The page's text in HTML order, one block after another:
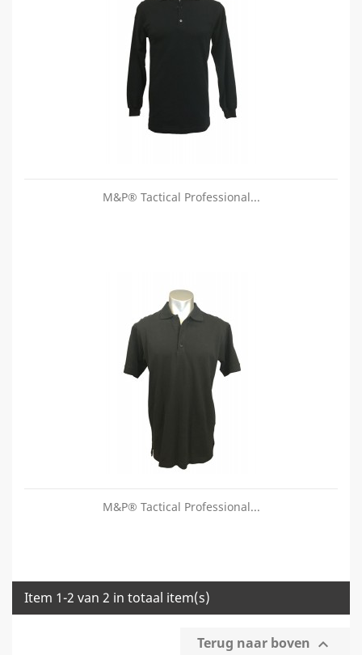
M&P® Tactical Professional...
M&P® Tactical Professional...
Item 1-2 van 2 in totaal item(s)
Terug naar boven 